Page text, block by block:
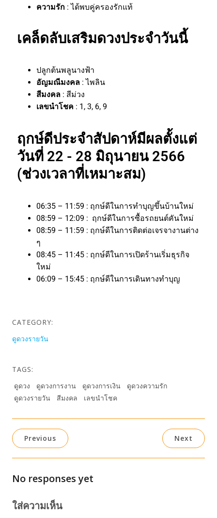
ความรัก : ได้พบคู่ครองรักแท้
เคล็ดลับเสริมดวงประจำวันนี้
ปลูกต้นพลูนางฟ้า
อัญมณีมงคล : ไพลิน
สีมงคล : สีม่วง
เลขนำโชค : 1, 3, 6, 9
ฤกษ์ดีประจำสัปดาห์มีผลตั้งแต่
วันที่ 22 - 28 มิถุนายน 2566
(ช่วงเวลาที่เหมาะสม)
06:35 – 11:59 : ฤกษ์ดีในการทำบุญขึ้นบ้านใหม่
08:59 – 12:09 : ฤกษ์ดีในการซื้อรถยนต์คันใหม่
08:59 – 11:59 : ฤกษ์ดีในการติดต่อเจรจางานต่าง
ๆ
08:45 – 11:45 : ฤกษ์ดีในการเปิดร้านเริ่มธุรกิจ
ใหม่
06:09 – 15:45 : ฤกษ์ดีในการเดินทางทำบุญ
CATEGORY:
ดูดวงรายวัน
TAGS:
ดูดวง
ดูดวงการงาน ดูดวงการเงิน
ดูดวงความรัก
ดูดวงรายวัน
สีมงคล เลขนำโชค
Previous Next
No responses yet
ใส่ความเห็น